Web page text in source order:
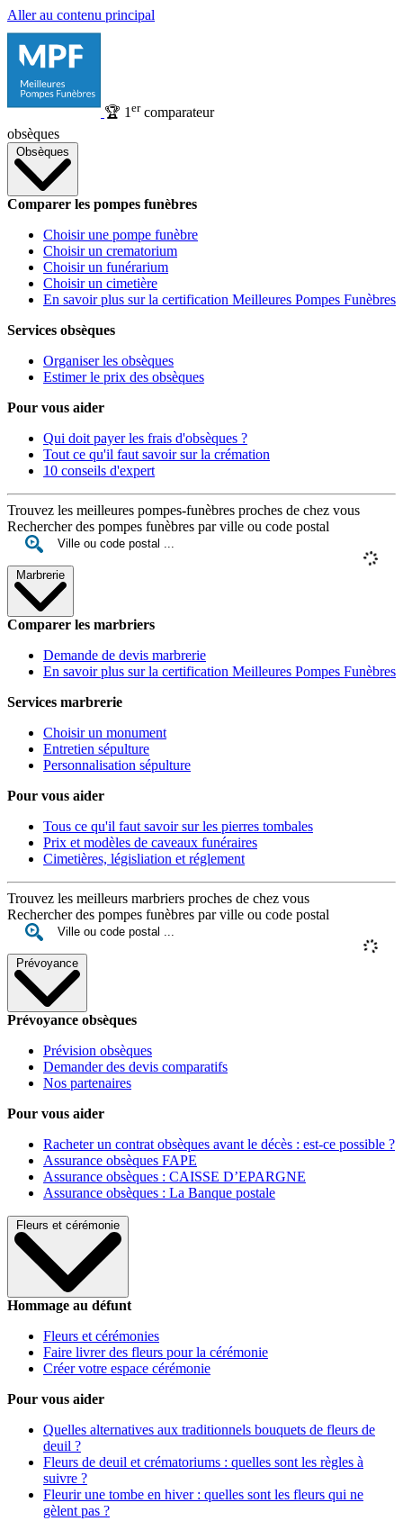
Aller au contenu principal
🏆 1 ercomparateur
obsèques
Obsèques
Comparer les pompes funèbres
Choisir une pompe funèbre
Choisir un crematorium
Choisir un funérarium
Choisir un cimetière
En savoir plus sur la certification Meilleures Pompes Funèbres
Services obsèques
Organiser les obsèques
Estimer le prix des obsèques
Pour vous aider
Qui doit payer les frais d'obsèques ?
Tout ce qu'il faut savoir sur la crémation
10 conseils d'expert
Trouvez les meilleures pompes-funèbres proches de chez vous
Rechercher des pompes funèbres par ville ou code postal
Marbrerie
Comparer les marbriers
Demande de devis marbrerie
En savoir plus sur la certification Meilleures Pompes Funèbres
Services marbrerie
Choisir un monument
Entretien sépulture
Personnalisation sépulture
Pour vous aider
Tous ce qu'il faut savoir sur les pierres tombales
Prix et modèles de caveaux funéraires
Cimetières, législiation et réglement
Trouvez les meilleurs marbriers proches de chez vous
Rechercher des pompes funèbres par ville ou code postal
Prévoyance
Prévoyance obsèques
Prévision obsèques
Demander des devis comparatifs
Nos partenaires
Pour vous aider
Racheter un contrat obsèques avant le décès : est-ce possible ?
Assurance obsèques FAPE
Assurance obsèques : CAISSE D’EPARGNE
Assurance obsèques : La Banque postale
Fleurs et cérémonie
Hommage au défunt
Fleurs et cérémonies
Faire livrer des fleurs pour la cérémonie
Créer votre espace cérémonie
Pour vous aider
Quelles alternatives aux traditionnels bouquets de fleurs de
deuil ?
Fleurs de deuil et crématoriums : quelles sont les règles à
suivre ?
Fleurir une tombe en hiver : quelles sont les fleurs qui ne
gèlent pas ?